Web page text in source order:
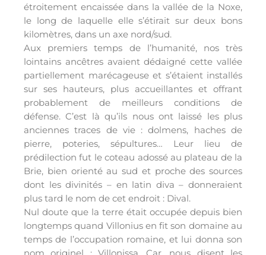
étroitement encaissée dans la vallée de la Noxe,
le long de laquelle elle s’étirait sur deux bons
kilomètres, dans un axe nord/sud.
Aux premiers temps de l’humanité, nos très
lointains ancêtres avaient dédaigné cette vallée
partiellement marécageuse et s’étaient installés
sur ses hauteurs, plus accueillantes et offrant
probablement de meilleurs conditions de
défense. C’est là qu’ils nous ont laissé les plus
anciennes traces de vie : dolmens, haches de
pierre, poteries, sépultures… Leur lieu de
prédilection fut le coteau adossé au plateau de la
Brie, bien orienté au sud et proche des sources
dont les divinités – en latin diva – donneraient
plus tard le nom de cet endroit : Dival.
Nul doute que la terre était occupée depuis bien
longtemps quand Villonius en fit son domaine au
temps de l’occupation romaine, et lui donna son